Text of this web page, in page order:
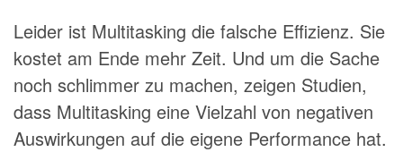
Leider ist Multitasking die falsche Effizienz. Sie
kostet am Ende mehr Zeit. Und um die Sache
noch schlimmer zu machen, zeigen Studien,
dass Multitasking eine Vielzahl von negativen
Auswirkungen auf die eigene Performance hat.